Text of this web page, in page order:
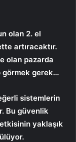
olan 2. el
artıracaktır.
olan pazarda
gerek…
sistemlerin
Bu güvenlik
yaklaşık